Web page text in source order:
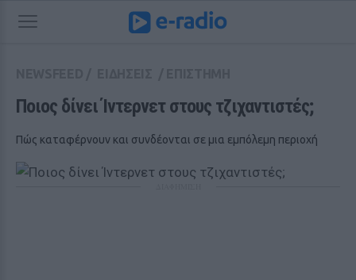
Ποιος δίνει Ίντερνετ στους τζιχαντιστές;
Πώς καταφέρνουν και συνδέονται σε μια εμπόλεμη περιοχή